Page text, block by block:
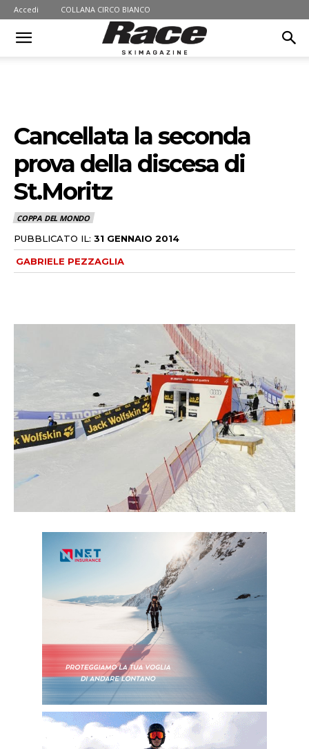
Accedi COLLANA CIRCO BIANCO
Cancellata la seconda
prova della discesa di
St.Moritz
COPPA DEL MONDO
PUBBLICATO IL: 31 GENNAIO 2014
GABRIELE PEZZAGLIA